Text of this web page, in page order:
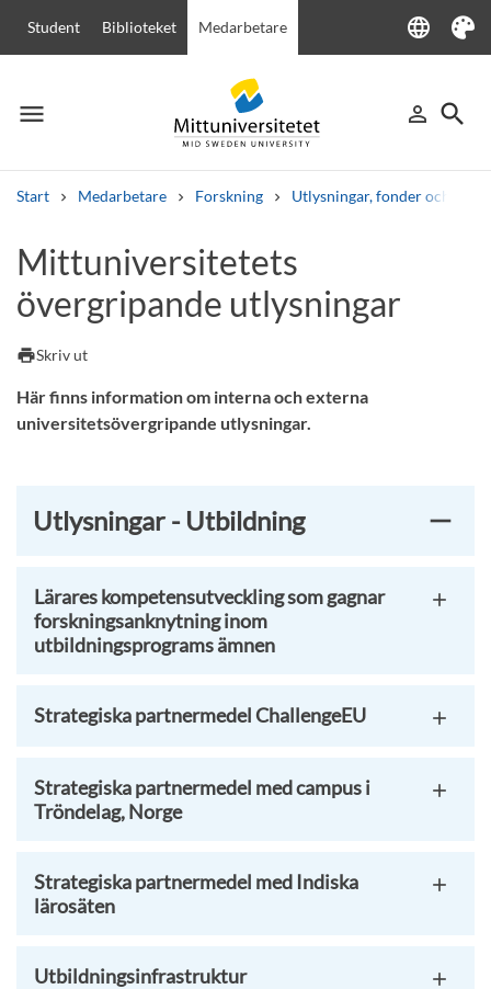
Student Biblioteket Medarbetare language
Language
Tema
menu
Meny person_outline
Logga in
search
Sök
Start Medarbetare Forskning Utlysningar, fonder och
Andra söktjänster
Kurser och program Kursplaner VälkomstbrevPersonal
Lediga jobb
Mittuniversitetets
övergripande utlysningar
printSkriv ut
Här finns information om interna och externa
universitetsövergripande utlysningar.
Utlysningar - Utbildning
Lärares kompetensutveckling som gagnar
forskningsanknytning inom
utbildningsprograms ämnen
Strategiska partnermedel ChallengeEU
Strategiska partnermedel med campus i
Tröndelag, Norge
Strategiska partnermedel med Indiska
lärosäten
Utbildningsinfrastruktur